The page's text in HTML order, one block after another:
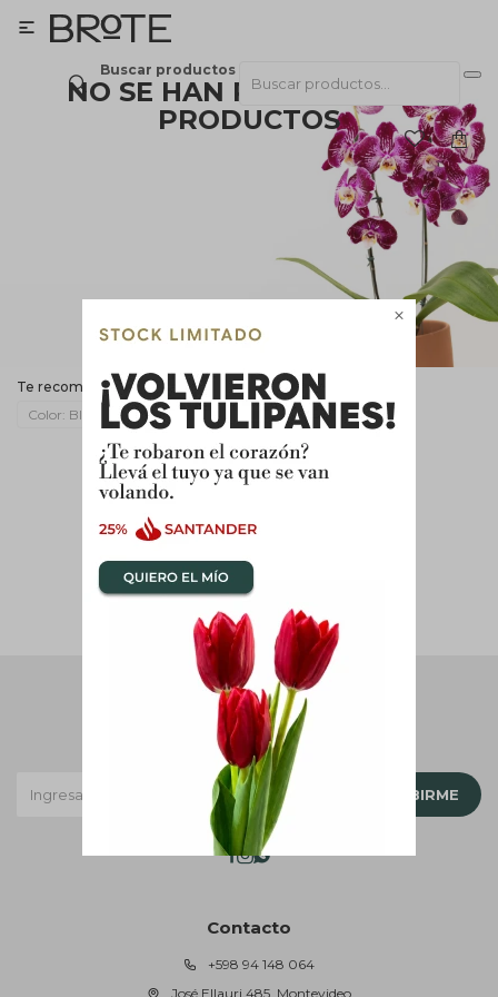

Buscar productos

NO SE HAN RECUPERADO
PRODUCTOS
¡Lo sentimos! No hay productos en esta
Inténtalo nuevamente con otros criterios de filtrado o busca en
Filtrando por: Orquídeas Color: Quitar filtros
Te recomendamos quitar:
Color: Blanco
Contacto
+598 94 148 064
José Ellauri 485, Montevideo
Newsletter
¡Suscribite y recibí todas nuestras novedades!
SUSCRIBIRME
